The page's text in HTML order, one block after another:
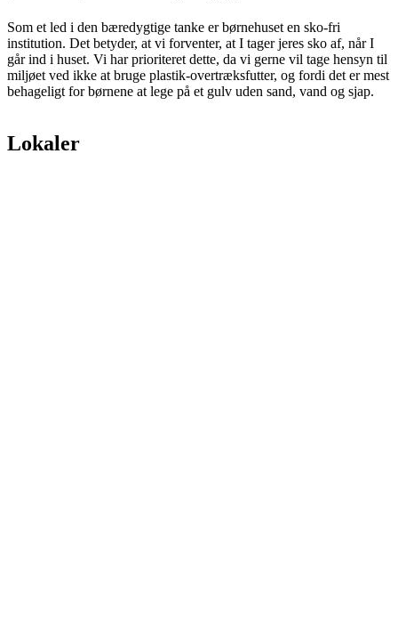
Som et led i den bæredygtige tanke er børnehuset en sko-fri
institution. Det betyder, at vi forventer, at I tager jeres sko af, når I
går ind i huset. Vi har prioriteret dette, da vi gerne vil tage hensyn til
miljøet ved ikke at bruge plastik-overtræksfutter, og fordi det er mest
behageligt for børnene at lege på et gulv uden sand, vand og sjap.
Lokaler